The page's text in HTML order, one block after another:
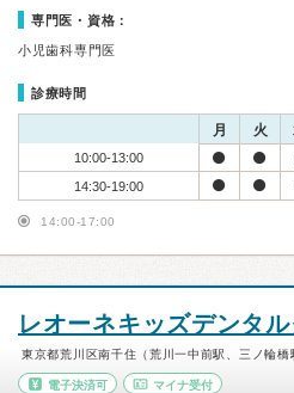
専門医・資格：
小児歯科専門医
診療時間
月 火
10:00-13:00
14:30-19:00
14:00-17:00
レオーネキッズデンタ
東京都荒川区南千住（荒川一中前駅、三ノ輪橋
電子決済可 マイナ受付